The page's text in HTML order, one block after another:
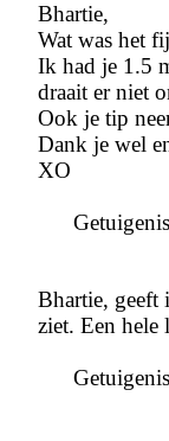
Bhartie,
Wat was het
Ik had je 1.5
draait er niet
Ook je tip
Dank je wel
XO
Bhartie, geeft
ziet. Een hele